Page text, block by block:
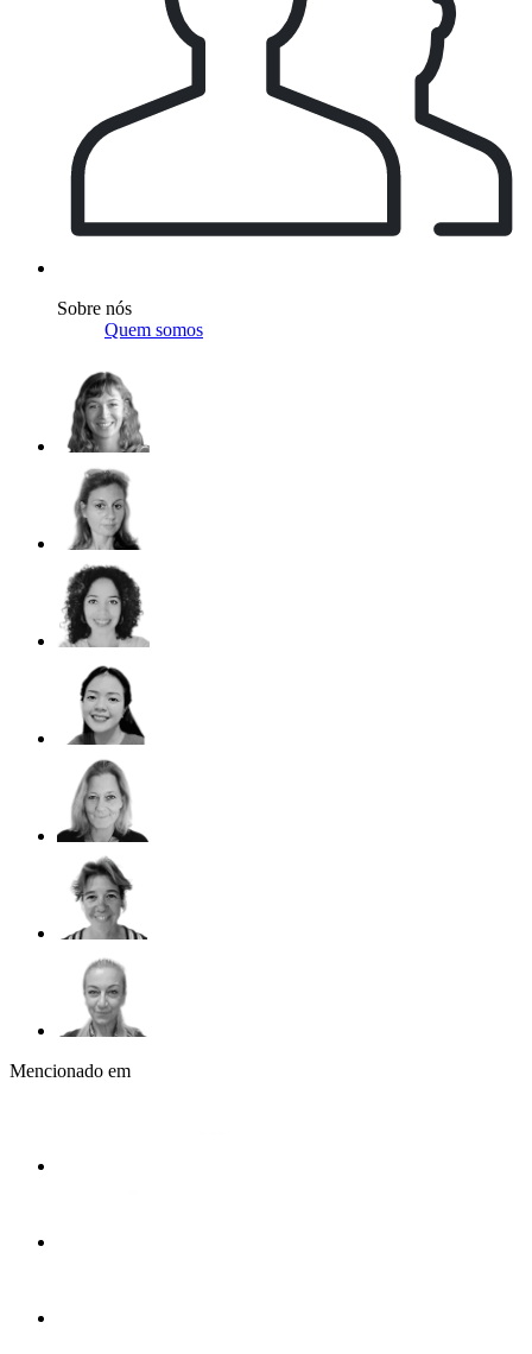
Sobre nós
Quem somos
Mencionado em